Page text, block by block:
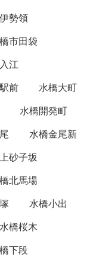
勢領
市田袋
江
前
水橋大町
水橋開発町
水橋金尾新
砂子坂
北馬場
水橋小出
水橋桜木
下段